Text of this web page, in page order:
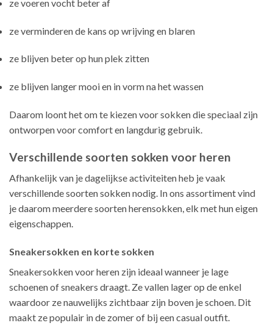
ze voeren vocht beter af
ze verminderen de kans op wrijving en blaren
ze blijven beter op hun plek zitten
ze blijven langer mooi en in vorm na het wassen
Daarom loont het om te kiezen voor sokken die speciaal zijn
ontworpen voor comfort en langdurig gebruik.
Verschillende soorten sokken voor heren
Afhankelijk van je dagelijkse activiteiten heb je vaak
verschillende soorten sokken nodig. In ons assortiment vind
je daarom meerdere soorten herensokken, elk met hun eigen
eigenschappen.
Sneakersokken en korte sokken
Sneakersokken voor heren zijn ideaal wanneer je lage
schoenen of sneakers draagt. Ze vallen lager op de enkel
waardoor ze nauwelijks zichtbaar zijn boven je schoen. Dit
maakt ze populair in de zomer of bij een casual outfit.